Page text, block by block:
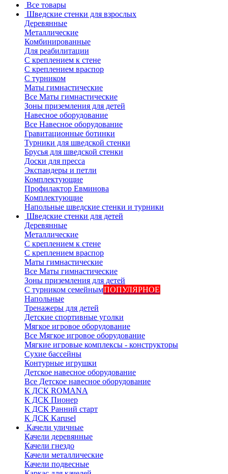
Все товары
Шведские стенки для взрослых
Деревянные
Металлические
Комбинированные
Для реабилитации
С креплением к стене
С креплением враспор
С турником
Маты гимнастические
Все Маты гимнастические
Зоны приземления для детей
Навесное оборудование
Все Навесное оборудование
Гравитационные ботинки
Турники для шведской стенки
Брусья для шведской стенки
Доски для пресса
Экспандеры и петли
Комплектующие
Профилактор Евминова
Комплектующие
Напольные шведские стенки и турники
Шведские стенки для детей
Деревянные
Металлические
С креплением к стене
С креплением враспор
Маты гимнастические
Все Маты гимнастические
Зоны приземления для детей
С турником семейнымПОПУЛЯРНОЕ
Напольные
Тренажеры для детей
Детские спортивные уголки
Мягкое игровое оборудование
Все Мягкое игровое оборудование
Мягкие игровые комплексы - конструкторы
Сухие бассейны
Контурные игрушки
Детское навесное оборудование
Все Детское навесное оборудование
К ДСК ROMANA
К ДСК Пионер
К ДСК Ранний старт
К ДСК Karusel
Качели уличные
Качели деревянные
Качели гнездо
Качели металлические
Качели подвесные